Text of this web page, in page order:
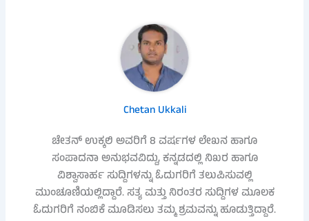
Chetan Ukkali
ಚೇತನ್ ಉಕ್ಕಲಿ ಅವರಿಗೆ 8 ವರ್ಷಗಳ ಲೇಖನ ಹಾಗೂ
ಸಂಪಾದನಾ ಅನುಭವವಿದ್ದು, ಕನ್ನಡದಲ್ಲಿ ನಿಖರ ಹಾಗೂ
ವಿಶ್ವಾಸಾರ್ಹ ಸುದ್ದಿಗಳನ್ನು ಓದುಗರಿಗೆ ತಲುಪಿಸುವಲ್ಲಿ
ಮುಂಚೂಣಿಯಲ್ಲಿದ್ದಾರೆ. ಸತ್ಯ ಮತ್ತು ನಿರಂತರ ಸುದ್ದಿಗಳ ಮೂಲಕ
ಓದುಗರಿಗೆ ನಂಬಿಕೆ ಮೂಡಿಸಲು ತಮ್ಮ ಶ್ರಮವನ್ನು ಹೂಡುತ್ತಿದ್ದಾರೆ.